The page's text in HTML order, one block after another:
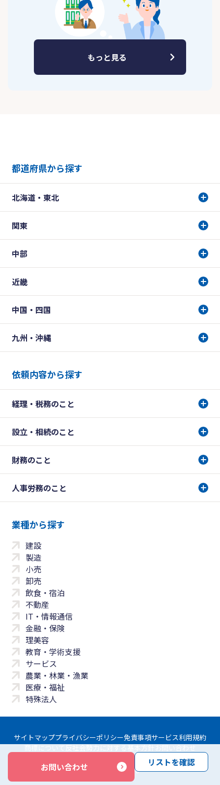
お問い合わせ リストを確認
もっと見る
都道府県から探す
北海道・東北
関東
中部
近畿
中国・四国
九州・沖縄
依頼内容から探す
経理・税務のこと
設立・相続のこと
財務のこと
人事労務のこと
業種から探す
建設
製造
小売
卸売
飲食・宿泊
不動産
IT・情報通信
金融・保険
理美容
教育・学術支援
サービス
農業・林業・漁業
医療・福祉
特殊法人
サイトマッププライバシーポリシー免責事項サービス利用規約
商標について反社会勢力に対する基本方針お問い合わせ
Copyright © Yayoi Co., Ltd. All rights reserved.